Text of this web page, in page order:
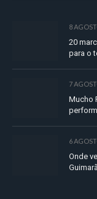
8
20
para o
7
Mucho
6
Onde